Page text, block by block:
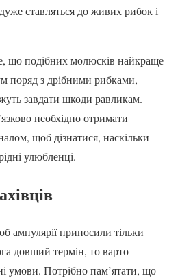
ставляться до живих рибок і
що подібних молюсків найкраще
поряд з дрібними рибками,
завдати шкоди равликам.
необхідно отримати
щоб дізнатися, наскільки
улюбленці.
ампулярії приносили тільки
довший термін, то варто
умови. Потрібно пам’ятати, що